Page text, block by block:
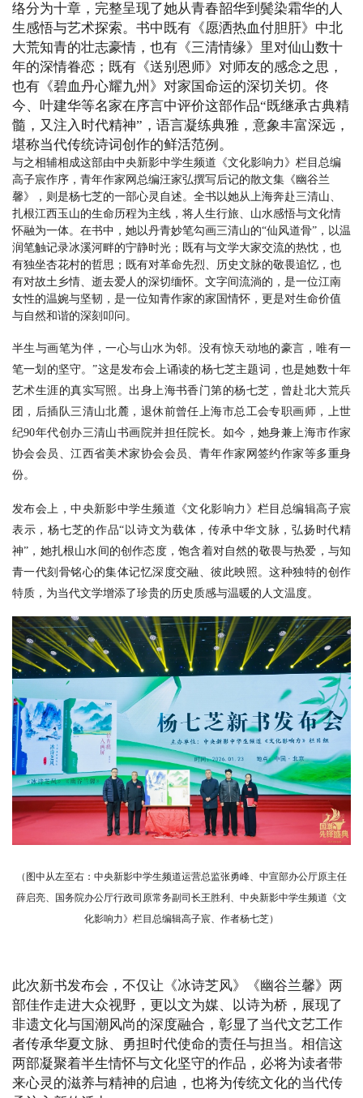
络分为十章，完整呈现了她从青春韶华到鬓染霜华的人
生感悟与艺术探索。书中既有《愿洒热血付胆肝》中北
大荒知青的壮志豪情，也有《三清情缘》里对仙山数十
年的深情眷恋；既有《送别恩师》对师友的感念之思，
也有《碧血丹心耀九州》对家国命运的深切关切。佟
今、叶建华等名家在序言中评价这部作品“既继承古典精
髓，又注入时代精神”，语言凝练典雅，意象丰富深远，
堪称当代传统诗词创作的鲜活范例。
与之相辅相成这部由中央新影中学生频道《文化影响力》栏目总编
高子宸作序，青年作家网总编汪家弘撰写后记的散文集《幽谷兰
馨》，则是杨七芝的一部心灵自述。全书以她从上海奔赴三清山、
扎根江西玉山的生命历程为主线，将人生行旅、山水感悟与文化情
怀融为一体。在书中，她以丹青妙笔勾画三清山的“仙风道骨”，以温
润笔触记录冰溪河畔的宁静时光；既有与文学大家交流的热忱，也
有独坐杏花村的哲思；既有对革命先烈、历史文脉的敬畏追忆，也
有对故土乡情、逝去爱人的深切缅怀。文字间流淌的，是一位江南
女性的温婉与坚韧，是一位知青作家的家国情怀，更是对生命价值
与自然和谐的深刻叩问。
半生与画笔为伴，一心与山水为邻。没有惊天动地的豪言，唯有一
笔一划的坚守。”这是发布会上诵读的杨七芝主题词，也是她数十年
艺术生涯的真实写照。出身上海书香门第的杨七芝，曾赴北大荒兵
团，后插队三清山北麓，退休前曾任上海市总工会专职画师，上世
纪90年代创办三清山书画院并担任院长。如今，她身兼上海市作家
协会会员、江西省美术家协会会员、青年作家网签约作家等多重身
份。
发布会上，中央新影中学生频道《文化影响力》栏目总编辑高子宸
表示，杨七芝的作品“以诗文为载体，传承中华文脉，弘扬时代精
神”，她扎根山水间的创作态度，饱含着对自然的敬畏与热爱，与知
青一代刻骨铭心的集体记忆深度交融、彼此映照。这种独特的创作
特质，为当代文学增添了珍贵的历史质感与温暖的人文温度。
（图中从左至右：中央新影中学生频道运营总监张勇峰、中宣部办公厅原主任
薛启亮、国务院办公厅行政司原常务副司长王胜利、中央新影中学生频道《文
化影响力》栏目总编辑高子宸、作者杨七芝）
此次新书发布会，不仅让《冰诗芝风》《幽谷兰馨》两
部佳作走进大众视野，更以文为媒、以诗为桥，展现了
非遗文化与国潮风尚的深度融合，彰显了当代文艺工作
者传承华夏文脉、勇担时代使命的责任与担当。相信这
两部凝聚着半生情怀与文化坚守的作品，必将为读者带
来心灵的滋养与精神的启迪，也将为传统文化的当代传